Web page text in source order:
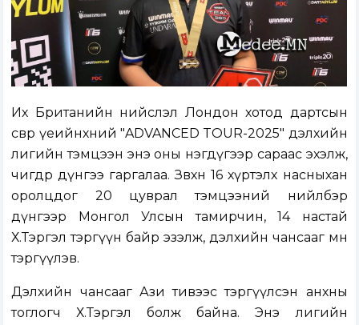
Их Британийн нийслэл Лондон хотод дартсын
өсвөр үеийнхний "ADVANCED TOUR-2025" дэлхийн
лигийн тэмцээн энэ оны нэгдүгээр сараас эхэлж,
өчигдөр дүнгээ гаргалаа. Зөвхөн 16 хүртэлх насныхан
оролцдог 20 цуврал тэмцээний нийлбэр
дүнгээр Монгол Улсын тамирчин, 14 настай
Х.Тэргэл тэргүүн байр эзэлж, дэлхийн чансааг мөн
тэргүүлэв.
Дэлхийн чансааг Ази тивээс тэргүүлсэн анхны
тоглогч Х.Тэргэл болж байна. Энэ лигийн